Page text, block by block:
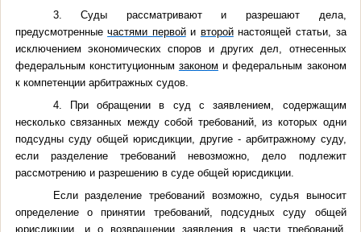
3. Суды рассматривают и разрешают дела,
предусмотренныечастями первойи второйнастоящей статьи, за
исключением экономических споров и других дел, отнесенных
федеральным конституционным законом и федеральным законом
к компетенции арбитражных судов.
4. При обращении в суд с заявлением, содержащим
несколько связанных между собой требований, из которых одни
подсудны суду общей юрисдикции, другие - арбитражному суду,
если разделение требований невозможно, дело подлежит
рассмотрению и разрешению в суде общей юрисдикции.
Если разделение требований возможно, судья выносит
определение о принятии требований, подсудных суду общей
юрисдикции, и о возвращении заявления в части требований,